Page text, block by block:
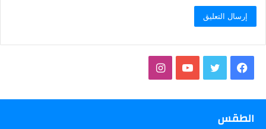
فيسبوك تويتر يوتيوبانستقرام
الطقس